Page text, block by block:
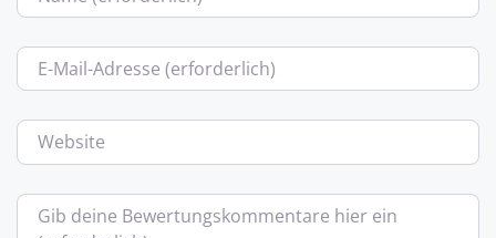
E-Mail
Website
Bewertungstext